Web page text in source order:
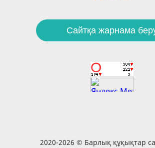
Сайтқа жарнама
2020-2026 © Барлық құқықтар